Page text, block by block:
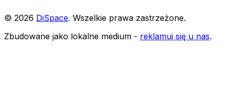
© 2026 DiSpace. Wszelkie prawa zastrzeżone.
Zbudowane jako lokalne medium - reklamuj się u nas.